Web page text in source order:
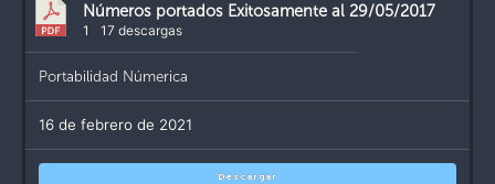
Números portados Exitosamente al 29/05/2017
1 17 descargas
Portabilidad Númerica
16 de febrero de 2021
Descargar